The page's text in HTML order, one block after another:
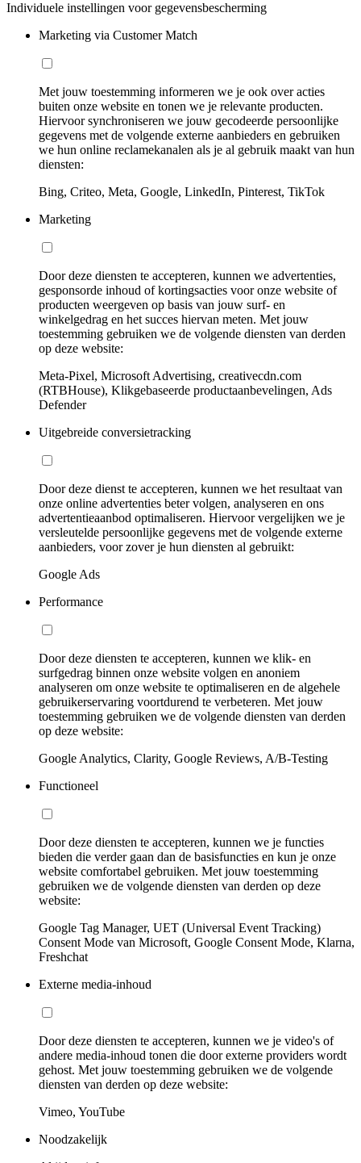
Individuele instellingen voor gegevensbescherming
Marketing via Customer Match
Met jouw toestemming informeren we je ook over acties
buiten onze website en tonen we je relevante producten.
Hiervoor synchroniseren we jouw gecodeerde persoonlijke
gegevens met de volgende externe aanbieders en gebruiken
we hun online reclamekanalen als je al gebruik maakt van hun
diensten:
Bing, Criteo, Meta, Google, LinkedIn, Pinterest, TikTok
Marketing
Door deze diensten te accepteren, kunnen we advertenties,
gesponsorde inhoud of kortingsacties voor onze website of
producten weergeven op basis van jouw surf- en
winkelgedrag en het succes hiervan meten. Met jouw
toestemming gebruiken we de volgende diensten van derden
op deze website:
Meta-Pixel, Microsoft Advertising, creativecdn.com
(RTBHouse), Klikgebaseerde productaanbevelingen, Ads
Defender
Uitgebreide conversietracking
Door deze dienst te accepteren, kunnen we het resultaat van
onze online advertenties beter volgen, analyseren en ons
advertentieaanbod optimaliseren. Hiervoor vergelijken we je
versleutelde persoonlijke gegevens met de volgende externe
aanbieders, voor zover je hun diensten al gebruikt:
Google Ads
Performance
Door deze diensten te accepteren, kunnen we klik- en
surfgedrag binnen onze website volgen en anoniem
analyseren om onze website te optimaliseren en de algehele
gebruikerservaring voortdurend te verbeteren. Met jouw
toestemming gebruiken we de volgende diensten van derden
op deze website:
Google Analytics, Clarity, Google Reviews, A/B-Testing
Functioneel
Door deze diensten te accepteren, kunnen we je functies
bieden die verder gaan dan de basisfuncties en kun je onze
website comfortabel gebruiken. Met jouw toestemming
gebruiken we de volgende diensten van derden op deze
website:
Google Tag Manager, UET (Universal Event Tracking)
Consent Mode van Microsoft, Google Consent Mode, Klarna,
Freshchat
Externe media-inhoud
Door deze diensten te accepteren, kunnen we je video's of
andere media-inhoud tonen die door externe providers wordt
gehost. Met jouw toestemming gebruiken we de volgende
diensten van derden op deze website:
Vimeo, YouTube
Noodzakelijk